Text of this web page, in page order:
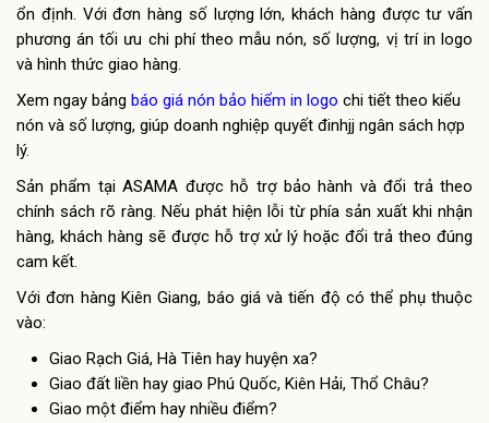
ổn định. Với đơn hàng số lượng lớn, khách hàng được tư vấn
phương án tối ưu chi phí theo mẫu nón, số lượng, vị trí in logo
và hình thức giao hàng.
Xem ngay bảng báo giá nón bảo hiểm in logo chi tiết theo kiểu
nón và số lượng, giúp doanh nghiệp quyết đinhjj ngân sách hợp
lý.
Sản phẩm tại ASAMA được hỗ trợ bảo hành và đổi trả theo
chính sách rõ ràng. Nếu phát hiện lỗi từ phía sản xuất khi nhận
hàng, khách hàng sẽ được hỗ trợ xử lý hoặc đổi trả theo đúng
cam kết.
Với đơn hàng Kiên Giang, báo giá và tiến độ có thể phụ thuộc
vào:
Giao Rạch Giá, Hà Tiên hay huyện xa?
Giao đất liền hay giao Phú Quốc, Kiên Hải, Thổ Châu?
Giao một điểm hay nhiều điểm?